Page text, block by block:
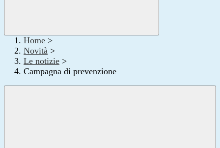
Home >
Novità >
Le notizie >
Campagna di prevenzione